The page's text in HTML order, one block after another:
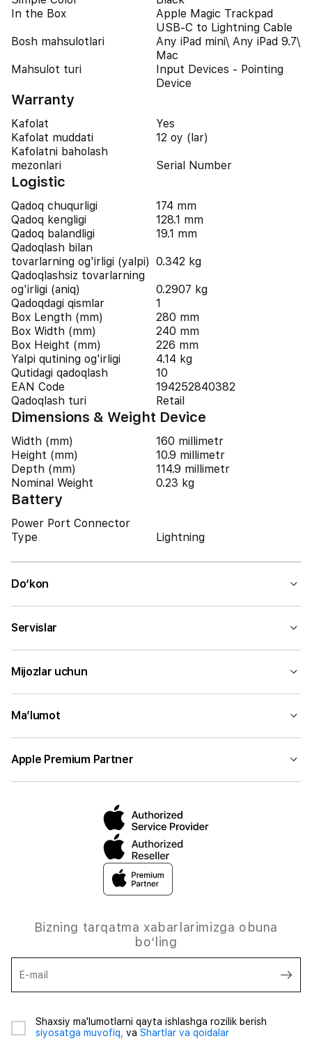
In the Box
Apple Magic Trackpad
USB-C to Lightning Cable
Bosh mahsulotlari
Any iPad mini\ Any iPad 9.7\
Mac
Mahsulot turi
Input Devices - Pointing
Device
Warranty
Kafolat
Yes
Kafolat muddati
12 oy (lar)
Kafolatni baholash
mezonlari
Serial Number
Logistic
Qadoq chuqurligi
174 mm
Qadoq kengligi
128.1 mm
Qadoq balandligi
19.1 mm
Qadoqlash bilan
tovarlarning og'irligi (yalpi) 0.342 kg
Qadoqlashsiz tovarlarning
og'irligi (aniq)
0.2907 kg
Qadoqdagi qismlar
1
Box Length (mm)
280 mm
Box Width (mm)
240 mm
Box Height (mm)
226 mm
Yalpi qutining og'irligi
4.14 kg
Qutidagi qadoqlash
10
EAN Code
194252840382
Qadoqlash turi
Retail
Dimensions & Weight Device
Width (mm)
160 millimetr
Height (mm)
10.9 millimetr
Depth (mm)
114.9 millimetr
Nominal Weight
0.23 kg
Battery
Power Port Connector
Type
Lightning
Do‘kon
Servislar
Mijozlar uchun
Ma’lumot
Apple Premium Partner
Bizning tarqatma xabarlarimizga obuna
bo‘ling
E-mail
Shaxsiy ma'lumotlarni qayta ishlashga rozilik berish
siyosatga muvofiq, va Shartlar va qoidalar